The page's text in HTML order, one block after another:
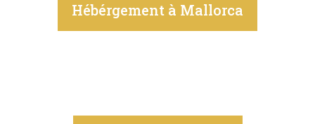
Hébérgement à Mallorca